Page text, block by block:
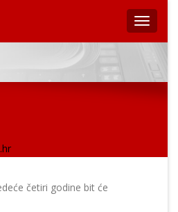
četiri godine bit će